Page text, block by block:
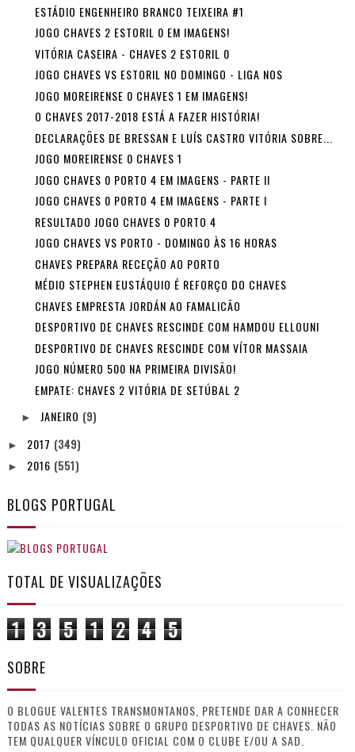
ESTÁDIO ENGENHEIRO BRANCO TEIXEIRA #1
JOGO CHAVES 2 ESTORIL 0 EM IMAGENS!
VITÓRIA CASEIRA - CHAVES 2 ESTORIL 0
JOGO CHAVES VS ESTORIL NO DOMINGO - LIGA NOS
JOGO MOREIRENSE 0 CHAVES 1 EM IMAGENS!
O CHAVES 2017-2018 ESTÁ A FAZER HISTÓRIA!
DECLARAÇÕES DE BRESSAN E LUÍS CASTRO VITÓRIA SOBRE...
JOGO MOREIRENSE 0 CHAVES 1
JOGO CHAVES 0 PORTO 4 EM IMAGENS - PARTE II
JOGO CHAVES 0 PORTO 4 EM IMAGENS - PARTE I
RESULTADO JOGO CHAVES 0 PORTO 4
JOGO CHAVES VS PORTO - DOMINGO ÀS 16 HORAS
CHAVES PREPARA RECEÇÃO AO PORTO
MÉDIO STEPHEN EUSTÁQUIO É REFORÇO DO CHAVES
CHAVES EMPRESTA JORDÁN AO FAMALICÃO
DESPORTIVO DE CHAVES RESCINDE COM HAMDOU ELLOUNI
DESPORTIVO DE CHAVES RESCINDE COM VÍTOR MASSAIA
JOGO NÚMERO 500 NA PRIMEIRA DIVISÃO!
EMPATE: CHAVES 2 VITÓRIA DE SETÚBAL 2
► JANEIRO (9)
► 2017 (349)
► 2016 (551)
BLOGS PORTUGAL
TOTAL DE VISUALIZAÇÕES
1 3 5 1 2 4 5
SOBRE
O BLOGUE VALENTES TRANSMONTANOS, PRETENDE DAR A CONHECER
TODAS AS NOTÍCIAS SOBRE O GRUPO DESPORTIVO DE CHAVES. NÃO
TEM QUALQUER VÍNCULO OFICIAL COM O CLUBE E/OU A SAD.